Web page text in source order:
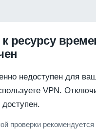
ресурсу
недоступен для
VPN.
доступен.
проверки